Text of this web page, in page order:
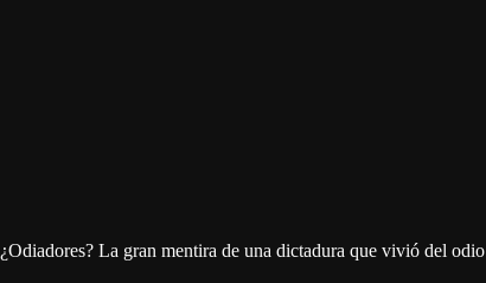
¿Odiadores? La gran mentira de una dictadura que vivió del odio